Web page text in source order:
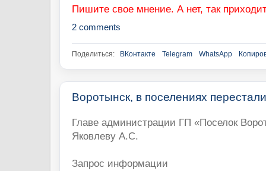
Пишите свое мнение. А нет, так
2 comments
Поделиться: ВКонтакте Telegram WhatsApp
Воротынск, в поселениях
Главе администрации ГП «Поселок
Яковлеву А.С.
Запрос информации